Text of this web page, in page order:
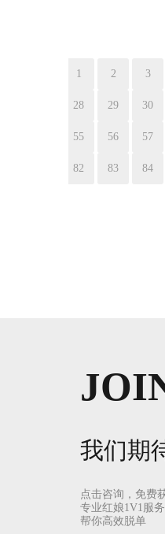
1 2 3
28 29 30
55 56 57
82 83 84
我们期
点击咨询，免费
专业红娘1V1服务
帮你高效脱单